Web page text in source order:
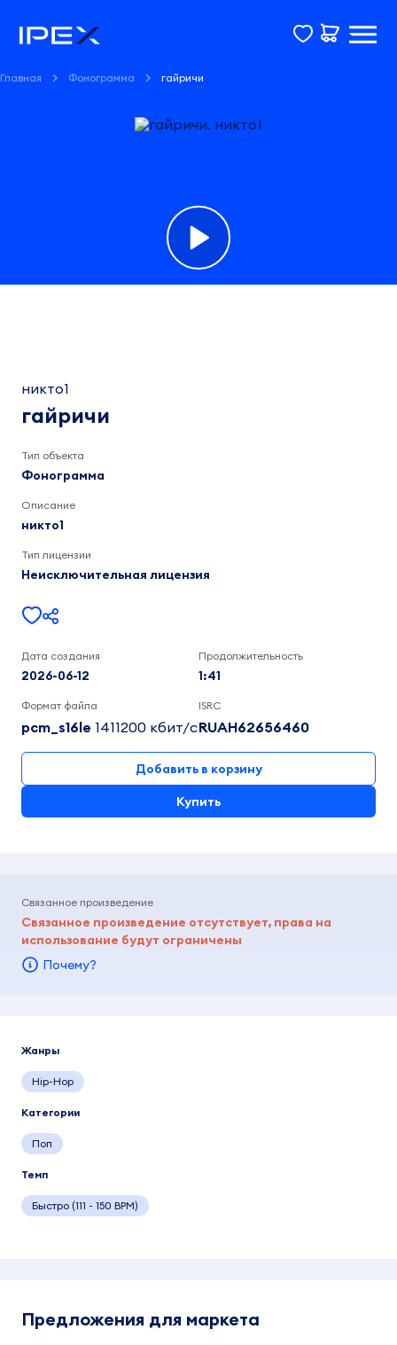
Главная Фонограмма гайричи
никто1никто1
гайричи
Тип объекта
Фонограмма
Описание
никто1
Тип лицензии
Неисключительная лицензия
Дата создания
2026-06-12
Продолжительность
1:41
Формат файла
pcm_s16le 1411200 кбит/c
ISRC
RUAH62656460
Добавить в корзину
Купить
Связанное произведение
Связанное произведение отсутствует, права на
использование будут ограничены
Почему?
Жанры
Hip-Hop
Категории
Поп
Темп
Быстро (111 - 150 BPM)
Предложения для маркета